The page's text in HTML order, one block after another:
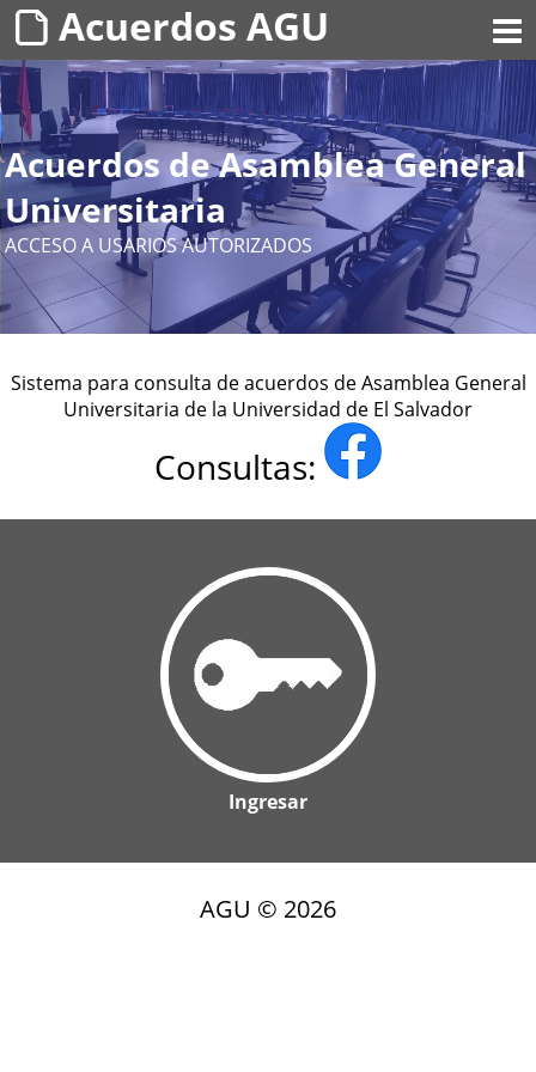
Acuerdos AGU
Acuerdos de Asamblea General
Universitaria
ACCESO A USARIOS AUTORIZADOS
Sistema para consulta de acuerdos de Asamblea General
Universitaria de la Universidad de El Salvador
Consultas:
Ingresar
AGU © 2026